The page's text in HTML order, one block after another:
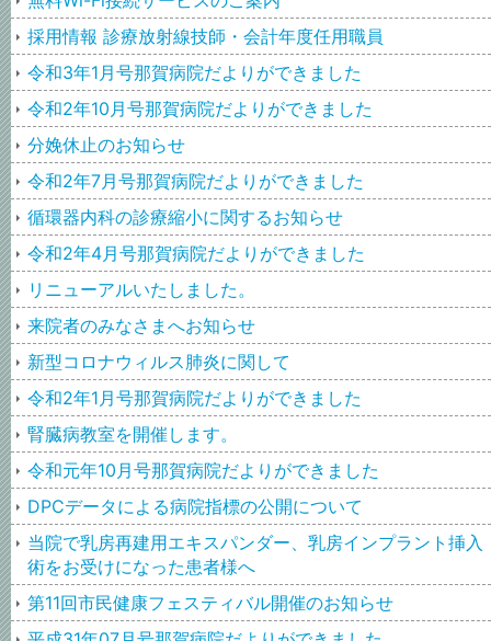
採用情報 診療放射線技師・会計年度任用職員
令和3年1月号那賀病院だよりができました
令和2年10月号那賀病院だよりができました
分娩休止のお知らせ
令和2年7月号那賀病院だよりができました
循環器内科の診療縮小に関するお知らせ
令和2年4月号那賀病院だよりができました
リニューアルいたしました。
来院者のみなさまへお知らせ
新型コロナウィルス肺炎に関して
令和2年1月号那賀病院だよりができました
腎臓病教室を開催します。
令和元年10月号那賀病院だよりができました
DPCデータによる病院指標の公開について
当院で乳房再建用エキスパンダー、乳房インプラント挿入
術をお受けになった患者様へ
第11回市民健康フェスティバル開催のお知らせ